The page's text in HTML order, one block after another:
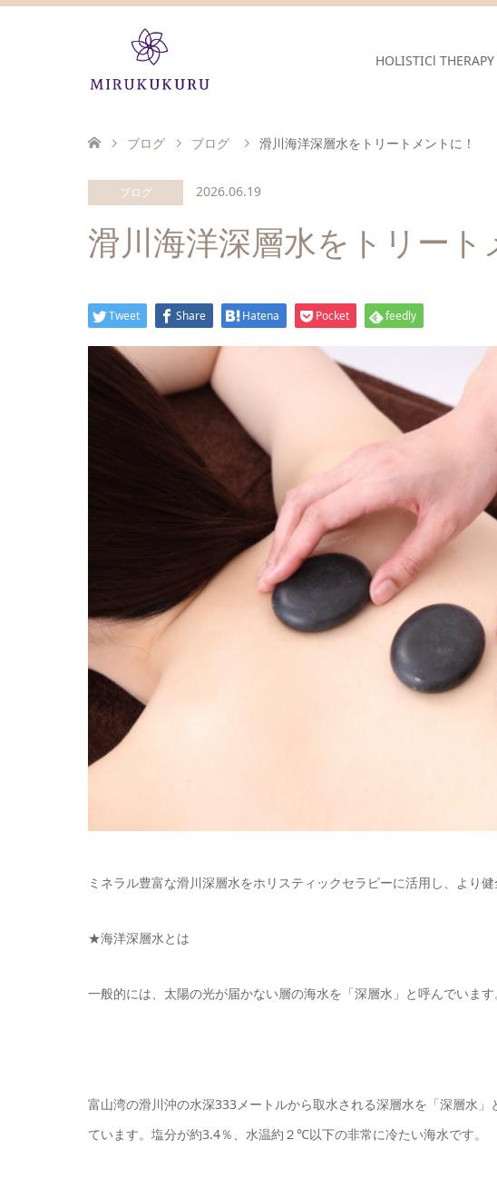
HOLISTICl THERAPY
ブログ ブログ 滑川海洋深層水をトリートメントに！
ブログ 2026.06.19
滑川海洋深層水をトリート
Tweet Share Hatena Pocket feedly
ミネラル豊富な滑川深層水をホリスティックセラピーに活用し、より
★海洋深層水とは
一般的には、太陽の光が届かない層の海水を「深層水」と呼んでいます
富山湾の滑川沖の水深333メートルから取水される深層水を「深層水
ています。塩分が約3.4％、水温約２℃以下の非常に冷たい海水です。